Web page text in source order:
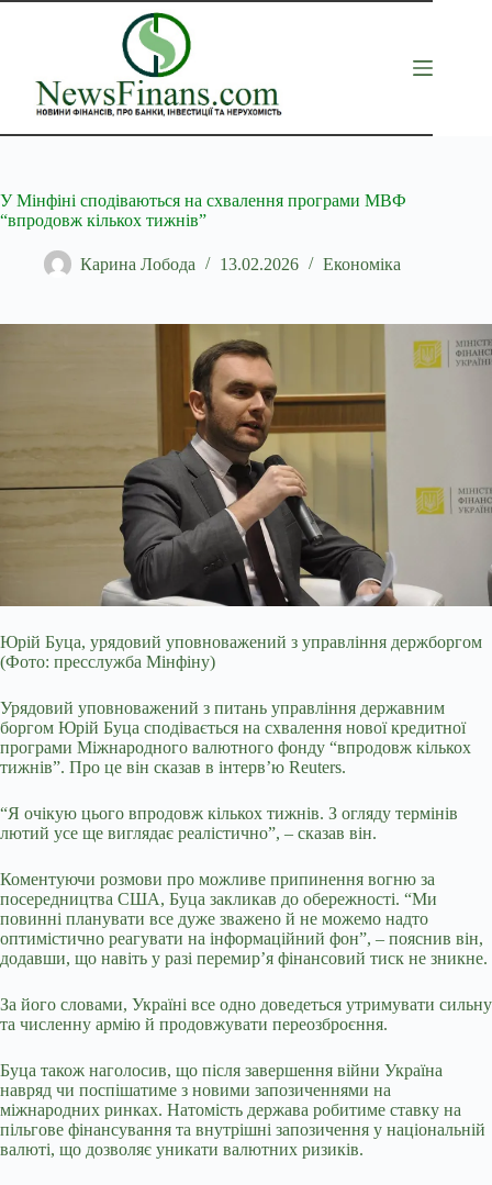
Перейти
У Мінфіні сподіваються на схвалення програми МВФ
“впродовж кількох тижнів”
Карина Лобода 13.02.2026 Економіка
Юрій Буца, урядовий уповноважений з управління держборгом
(Фото: пресслужба Мінфіну)
Урядовий уповноважений з питань управління державним
боргом Юрій Буца сподівається на схвалення нової кредитної
програми Міжнародного валютного фонду “впродовж кількох
тижнів”. Про це він сказав в інтерв’ю Reuters.
“Я очікую цього впродовж кількох тижнів. З огляду термінів
лютий усе ще виглядає реалістично”, – сказав він.
Коментуючи розмови про можливе припинення вогню за
посередництва США, Буца закликав до обережності. “Ми
повинні планувати все дуже зважено й не можемо надто
оптимістично реагувати на інформаційний фон”, – пояснив він,
додавши, що навіть у разі перемир’я фінансовий тиск не зникне.
За його словами, Україні все одно доведеться утримувати сильну
та численну армію й продовжувати переозброєння.
Буца також наголосив, що після завершення війни Україна
навряд чи поспішатиме з новими запозиченнями на
міжнародних ринках. Натомість держава робитиме ставку на
пільгове фінансування та внутрішні запозичення у національній
валюті, що дозволяє уникати валютних ризиків.